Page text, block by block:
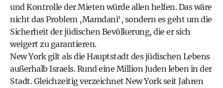
und Kontrolle der Mieten würde allen helfen. Das wäre
nicht das Problem ‚Mamdani‘, sondern es geht um die
Sicherheit der jüdischen Bevölkerung, die er sich
weigert zu garantieren.
New York gilt als die Hauptstadt des jüdischen Lebens
außerhalb Israels. Rund eine Million Juden leben in der
Stadt. Gleichzeitig verzeichnet New York seit Jahren